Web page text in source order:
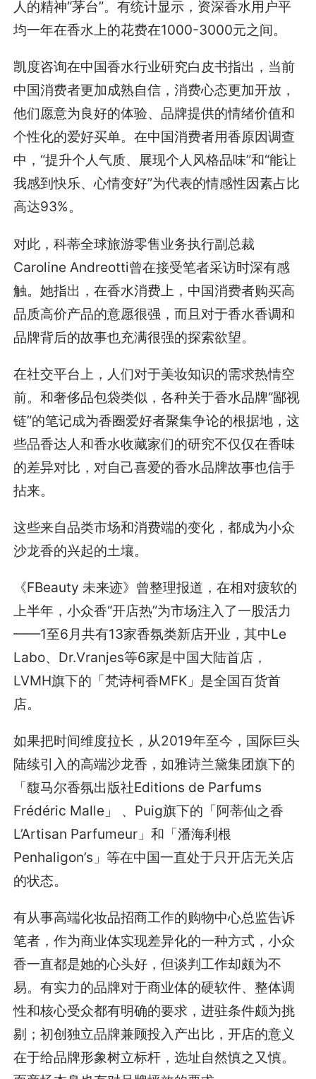
人的精神“茅台”。有统计显示，资深香水用户平
均一年在香水上的花费在1000-3000元之间。
凯度咨询在中国香水行业研究白皮书指出，当前
中国消费者更加成熟自信，消费心态更加开放，
他们愿意为良好的体验、品牌提供的情绪价值和
个性化的爱好买单。在中国消费者用香原因调查
中，“提升个人气质、展现个人风格品味”和“能让
我感到快乐、心情变好”为代表的情感性因素占比
高达93%。
对此，科蒂全球旅游零售业务执行副总裁
Caroline Andreotti曾在接受笔者采访时深有感
触。她指出，在香水消费上，中国消费者购买高
品质高价产品的意愿很强，而且对于香水香调和
品牌背后的故事也充满很强的探索欲望。
在社交平台上，人们对于美妆知识的需求热情空
前。和奢侈品包袋类似，各种关于香水品牌“鄙视
链”的笔记成为香圈爱好者聚集争论的根据地，这
些品香达人和香水收藏家们的研究不仅仅在香味
的差异对比，对自己喜爱的香水品牌故事也信手
拈来。
这些来自品类市场和消费端的变化，都成为小众
沙龙香的兴起的土壤。
《FBeauty 未来迹》曾整理报道，在相对疲软的
上半年，小众香“开店热”为市场注入了一股活力
——1至6月共有13家香氛类新店开业，其中Le
Labo、Dr.Vranjes等6家是中国大陆首店，
LVMH旗下的「梵诗柯香MFK」是全国百货首
店。
如果把时间维度拉长，从2019年至今，国际巨头
陆续引入的高端沙龙香，如雅诗兰黛集团旗下的
「馥马尔香氛出版社Editions de Parfums
Frédéric Malle」 、Puig旗下的「阿蒂仙之香
L’Artisan Parfumeur」和「潘海利根
Penhaligon’s」等在中国一直处于只开店无关店
的状态。
有从事高端化妆品招商工作的购物中心总监告诉
笔者，作为商业体实现差异化的一种方式，小众
香一直都是她的心头好，但谈判工作却颇为不
易。有实力的品牌对于商业体的硬软件、整体调
性和核心受众都有明确的要求，进驻条件颇为挑
剔；初创独立品牌兼顾投入产出比，开店的意义
在于给品牌形象树立标杆，选址自然慎之又慎。